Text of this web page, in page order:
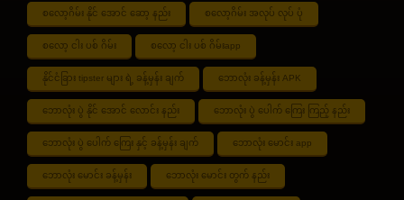
စလော့ဂိမ်း နိုင် အောင် ဆော့ နည်း စလော့ဂိမ်း အလုပ် လုပ် ပုံ
စလော့ ငါး ပစ် ဂိမ်း စလော့ ငါး ပစ် ဂိမ်းapp
နိုင်ငံခြား tipster များ ရဲ့ ခန့်မှန်း ချက် ဘောလုံး ခန့်မှန်း APK
ဘောလုံး ပွဲ နိုင် အောင် လောင်း နည်း ဘောလုံး ပွဲ ပေါက် ကြေး ကြည့် နည်း
ဘောလုံး ပွဲ ပေါက် ကြေး နှင့် ခန့်မှန်း ချက် ဘောလုံး မောင်း app
ဘောလုံး မောင်း ခန့်မှန်း ဘောလုံး မောင်း တွက် နည်း